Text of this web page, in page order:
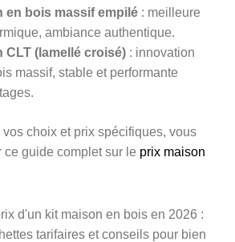
en bois massif empilé : meilleure
ambiance authentique.
CLT (lamellé croisé) : innovation
massif, stable et performante
choix et prix spécifiques, vous
ce guide complet sur le prix maison